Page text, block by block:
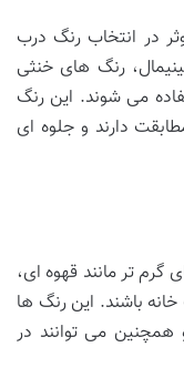
در انتخاب رنگ درب
رنگ های خنثی
می شوند. این رنگ
دارند و جلوه ای
گرم تر مانند قهوه ای،
باشند. این رنگ ها
می توانند در